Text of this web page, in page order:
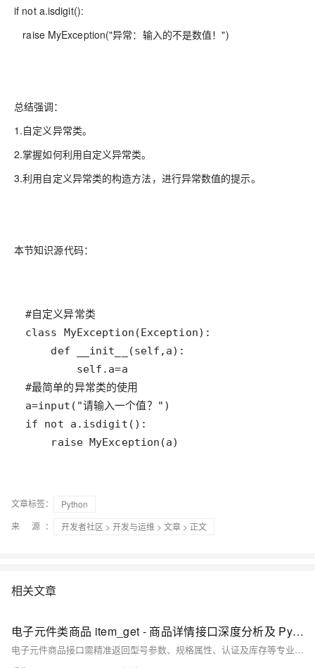
if not a.isdigit():
raise MyException("异常：输入的不是数值！")
总结强调：
1.自定义异常类。
2.掌握如何利用自定义异常类。
3.利用自定义异常类的构造方法，进行异常数值的提示。
本节知识源代码：
    raise MyException(a)
文章标签：
Python
来 源：
开发者社区 > 开发与运维 > 文章 > 正文
相关文章
电子元件类商品 item_get - 商品详情接口深度分析及 Python 实现
电子元件商品接口需精准返回型号参数、规格属性、认证及库存等专业数据，支持供应链管理与采购决策。本文详解其接口特性、数据结构与Python实现方案。